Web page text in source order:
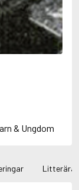
& Ungdom
Litterära